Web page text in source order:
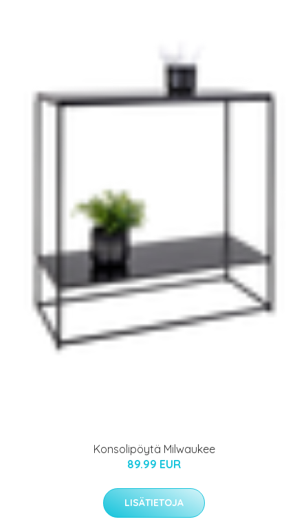
Konsolipöytä Milwaukee
89.99 EUR
LISÄTIETOJA